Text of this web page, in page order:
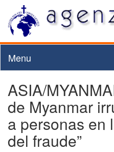
Menu
ASIA/
de Myanmar
a personas en
del fraude”